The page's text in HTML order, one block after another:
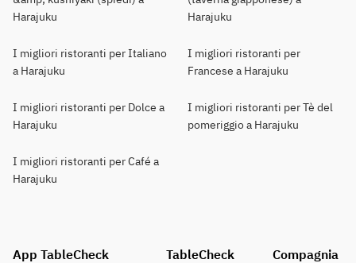
Harajuku
Harajuku
I migliori ristoranti per Italiano
a Harajuku
I migliori ristoranti per
Francese a Harajuku
I migliori ristoranti per Dolce a
Harajuku
I migliori ristoranti per Tè del
pomeriggio a Harajuku
I migliori ristoranti per Café a
Harajuku
App TableCheck TableCheck Compagnia